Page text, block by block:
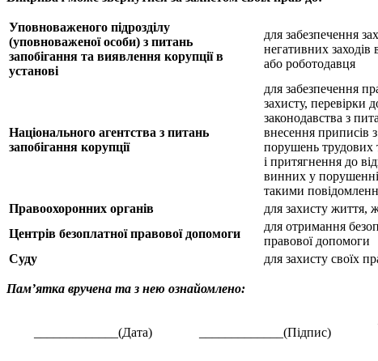
Уповноваженого підрозділу
(уповноваженої особи) з питань
запобігання та виявлення корупції в
установі
для забезпечення
негативних заходів
або роботодавця
Національного агентства з питань
запобігання корупції
для забезпечення
захисту, перевірки
законодавства з
внесення приписів
порушень трудових
і притягнення до
винних у порушенні
такими
Правоохоронних органів
для захисту життя,
Центрів безоплатної правової допомоги
для отримання
правової допомоги
Суду
для захисту своїх
Пам’ятка вручена та з нею ознайомлено:
_____________(Дата) _____________(Підпис)